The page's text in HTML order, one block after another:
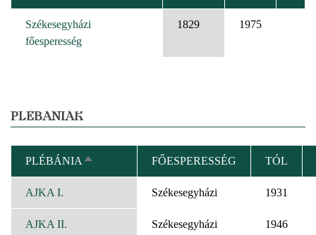
RENDEZÉS
Székesegyházi
főesperesség
1829 1975
PLÉBÁNIÁK
PLÉBÁNIA CSÖKKENŐ
RENDEZÉS
FŐESPERESSÉG TÓL
AJKA I. Székesegyházi 1931
AJKA II. Székesegyházi 1946